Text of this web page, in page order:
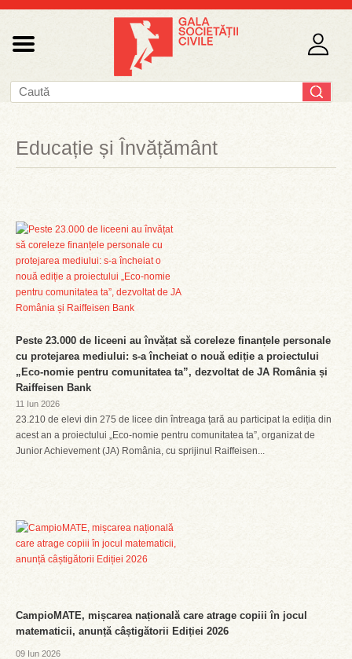
Educație și Învățământ
Peste 23.000 de liceeni au învățat să coreleze finanțele personale
cu protejarea mediului: s-a încheiat o nouă ediție a proiectului
„Eco-nomie pentru comunitatea ta”, dezvoltat de JA România și
Raiffeisen Bank
11 Iun 2026
23.210 de elevi din 275 de licee din întreaga țară au participat la ediția din
acest an a proiectului „Eco-nomie pentru comunitatea ta”, organizat de
Junior Achievement (JA) România, cu sprijinul Raiffeisen...
CampioMATE, mișcarea națională care atrage copiii în jocul
matematicii, anunță câștigătorii Ediției 2026
09 Iun 2026